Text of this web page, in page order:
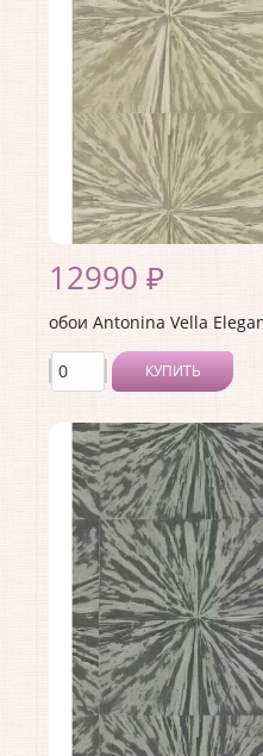
Раппорт:<>
12990 ₽
обои Antonina Vella
КУПИТЬ
Производитель:Antonina Vella
Коллекция:Elegant Earth
Длина рулона:10.05
Ширина рулона:0.52
Материал покрытия: Без
Страна:США
Материал основы: Флизелин
Раппорт:<>